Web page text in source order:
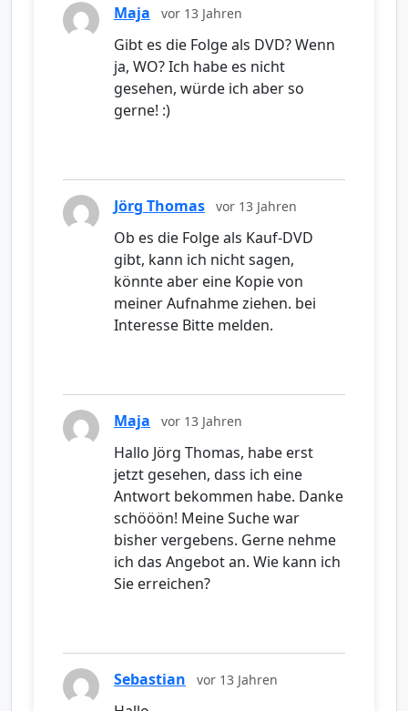
Maja vor 13 Jahren
Gibt es die Folge als DVD? Wenn
ja, WO? Ich habe es nicht
gesehen, würde ich aber so
gerne! :)
Jörg Thomas vor 13 Jahren
Ob es die Folge als Kauf-DVD
gibt, kann ich nicht sagen,
könnte aber eine Kopie von
meiner Aufnahme ziehen. bei
Interesse Bitte melden.
Maja vor 13 Jahren
Hallo Jörg Thomas, habe erst
jetzt gesehen, dass ich eine
Antwort bekommen habe. Danke
schööön! Meine Suche war
bisher vergebens. Gerne nehme
ich das Angebot an. Wie kann ich
Sie erreichen?
Sebastian vor 13 Jahren